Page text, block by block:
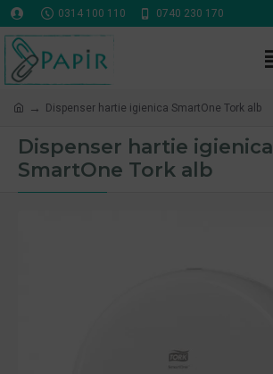
0314 100 110 0740 230 170
Dispenser hartie igienica SmartOne Tork alb
Dispenser hartie igienica
SmartOne Tork alb